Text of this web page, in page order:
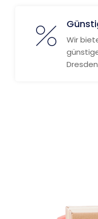
Wir